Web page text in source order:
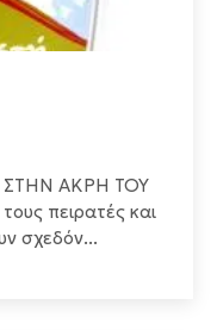
ΣΤΗΝ ΑΚΡΗ ΤΟΥ
πειρατές και
σχεδόν...